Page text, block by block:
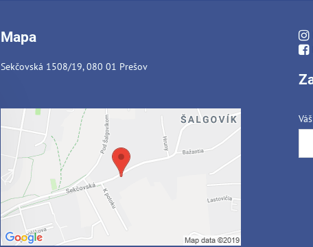
Mapa
Sekčovská 1508/19, 080 01 Prešov